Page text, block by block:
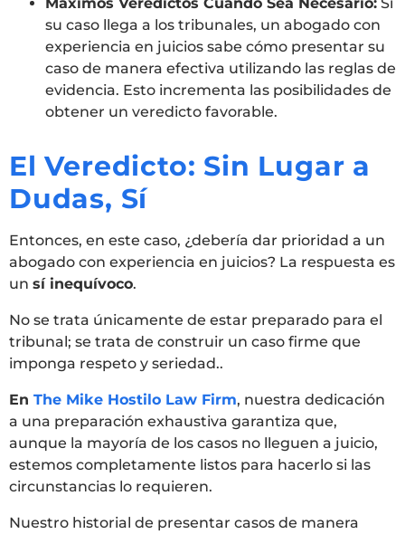
su caso llega a los tribunales, un abogado con
experiencia en juicios sabe cómo presentar su
caso de manera efectiva utilizando las reglas de
evidencia. Esto incrementa las posibilidades de
obtener un veredicto favorable.
El Veredicto: Sin Lugar a
Dudas, Sí
Entonces, en este caso, ¿debería dar prioridad a un
abogado con experiencia en juicios? La respuesta es
un sí inequívoco.
No se trata únicamente de estar preparado para el
tribunal; se trata de construir un caso firme que
imponga respeto y seriedad..
En The Mike Hostilo Law Firm, nuestra dedicación
a una preparación exhaustiva garantiza que,
aunque la mayoría de los casos no lleguen a juicio,
estemos completamente listos para hacerlo si las
circunstancias lo requieren.
Nuestro historial de presentar casos de manera